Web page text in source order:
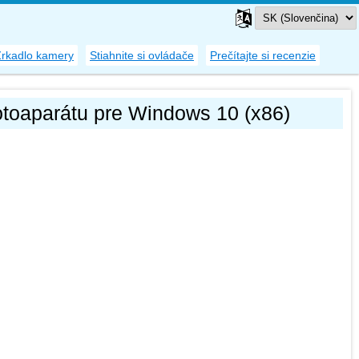
kamery Stiahnite si ovládače Prečítajte si recenzie
pre Windows 10 (x86)